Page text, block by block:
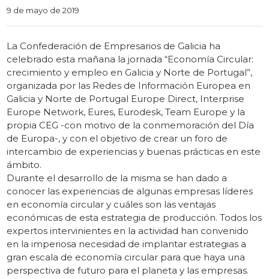
9 de mayo de 2019
La Confederación de Empresarios de Galicia ha
celebrado esta mañana la jornada “Economía Circular:
crecimiento y empleo en Galicia y Norte de Portugal”,
organizada por las Redes de Información Europea en
Galicia y Norte de Portugal Europe Direct, Interprise
Europe Network, Eures, Eurodesk, Team Europe y la
propia CEG -con motivo de la conmemoración del Día
de Europa-, y con el objetivo de crear un foro de
intercambio de experiencias y buenas prácticas en este
ámbito.
Durante el desarrollo de la misma se han dado a
conocer las experiencias de algunas empresas líderes
en economía circular y cuáles son las ventajas
económicas de esta estrategia de producción. Todos los
expertos intervinientes en la actividad han convenido
en la imperiosa necesidad de implantar estrategias a
gran escala de economía circular para que haya una
perspectiva de futuro para el planeta y las empresas.